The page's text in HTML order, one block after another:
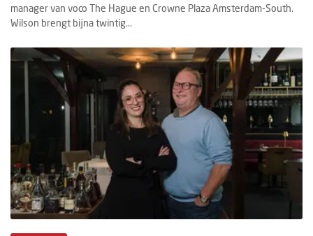
manager van voco The Hague en Crowne Plaza Amsterdam-South.
Wilson brengt bijna twintig...